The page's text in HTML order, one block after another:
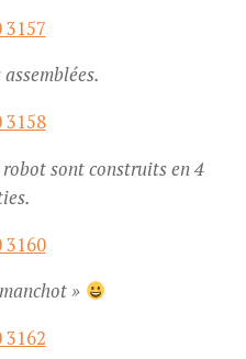
sont construits en 4
»